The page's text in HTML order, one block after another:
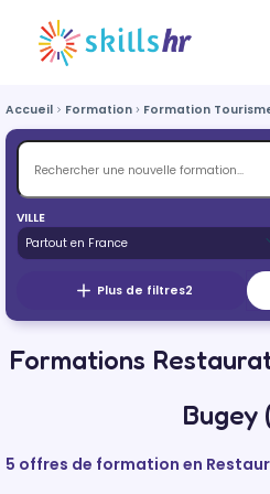
Accueil Formation Formation
VILLE
Plus de filtres2
Formations
Bugey
5 offres de formation en